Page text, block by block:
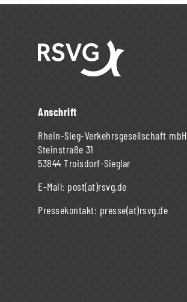
Anschrift
Rhein-Sieg-Verkehrsgesellschaft mbH
Steinstraße 31
53844 Troisdorf-Sieglar
E-Mail: post(at)rsvg.de
Pressekontakt: presse(at)rsvg.de